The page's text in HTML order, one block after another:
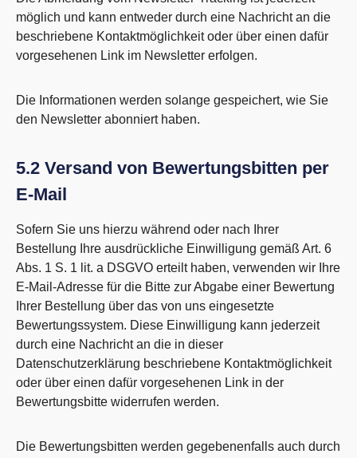
möglich und kann entweder durch eine Nachricht an die
beschriebene Kontaktmöglichkeit oder über einen dafür
vorgesehenen Link im Newsletter erfolgen.
Die Informationen werden solange gespeichert, wie Sie
den Newsletter abonniert haben.
5.2 Versand von Bewertungsbitten per
E-Mail
Sofern Sie uns hierzu während oder nach Ihrer
Bestellung Ihre ausdrückliche Einwilligung gemäß Art. 6
Abs. 1 S. 1 lit. a DSGVO erteilt haben, verwenden wir Ihre
E-Mail-Adresse für die Bitte zur Abgabe einer Bewertung
Ihrer Bestellung über das von uns eingesetzte
Bewertungssystem. Diese Einwilligung kann jederzeit
durch eine Nachricht an die in dieser
Datenschutzerklärung beschriebene Kontaktmöglichkeit
oder über einen dafür vorgesehenen Link in der
Bewertungsbitte widerrufen werden.
Die Bewertungsbitten werden gegebenenfalls auch durch